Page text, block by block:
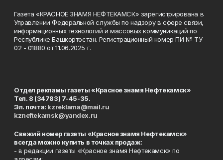
Газета «КРАСНОЕ ЗНАМЯ НЕФТЕКАМСК» зарегистрирована в
Управлении Федеральной службы по надзору в сфере связи,
информационных технологий и массовых коммуникаций по
Республике Башкортостан. Регистрационный номер ПИ № ТУ
02 - 01880 от 11.06.2025 г.
Отдел рекламы газеты «Красное знамя Нефтекамск»
Тел. 8 (34783) 7-45-35.
Эл. почта: kzreklama@mail.ru
kzneftekamsk@yandex.ru
Свежий номер газеты «Красное знамя Нефтекамск»
всегда можно купить в точках продаж:
- в редакции газеты «Красное знамя Нефтекамск» по